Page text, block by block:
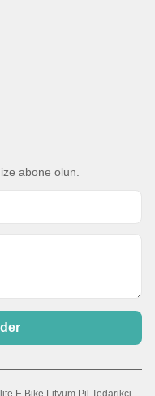
abone olun.
E Bike Lityum Pil Tedarikçi.